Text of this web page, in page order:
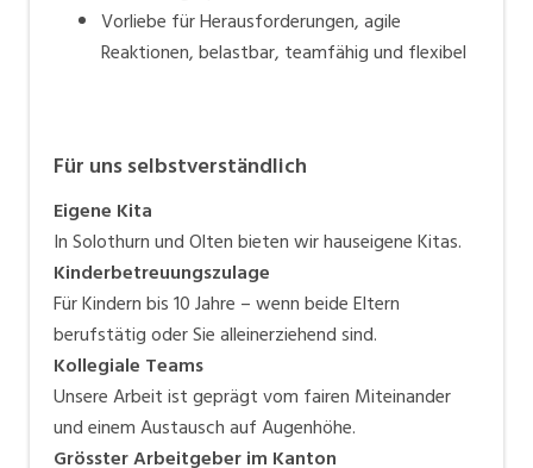
Vorliebe für Herausforderungen, agile
Reaktionen, belastbar, teamfähig und flexibel
Für uns selbstverständlich
Eigene Kita
In Solothurn und Olten bieten wir hauseigene Kitas.
Kinderbetreuungszulage
Für Kindern bis 10 Jahre – wenn beide Eltern
berufstätig oder Sie alleinerziehend sind.
Kollegiale Teams
Unsere Arbeit ist geprägt vom fairen Miteinander
und einem Austausch auf Augenhöhe.
Grösster Arbeitgeber im Kanton